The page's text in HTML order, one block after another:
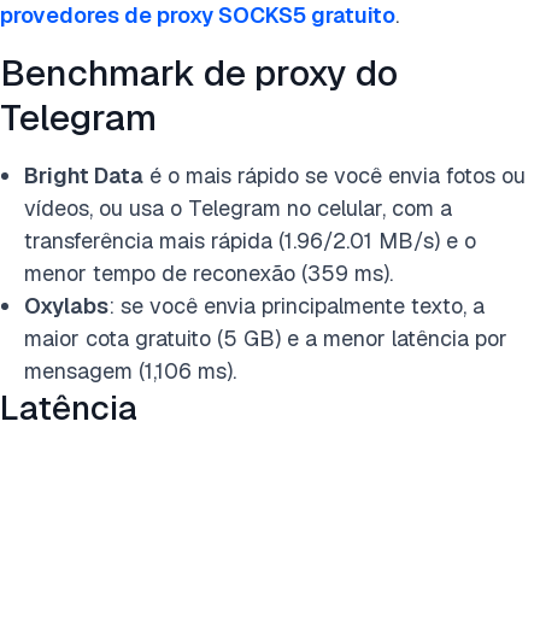
provedores de proxy SOCKS5 gratuito.
Benchmark de proxy do
Telegram
Bright Data é o mais rápido se você envia fotos ou
vídeos, ou usa o Telegram no celular, com a
transferência mais rápida (1.96/2.01 MB/s) e o
menor tempo de reconexão (359 ms).
Oxylabs: se você envia principalmente texto, a
maior cota gratuito (5 GB) e a menor latência por
mensagem (1,106 ms).
Latência